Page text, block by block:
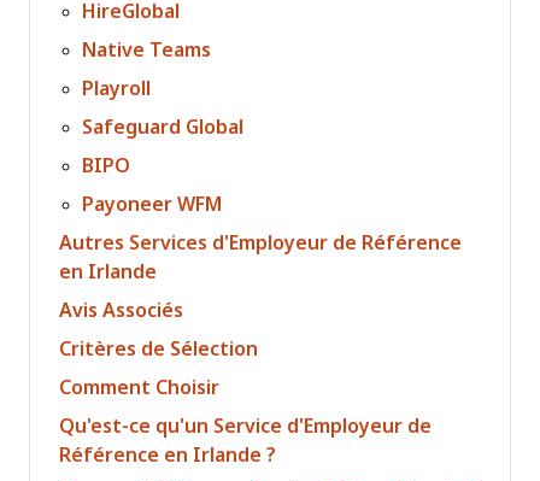
HireGlobal
Native Teams
Playroll
Safeguard Global
BIPO
Payoneer WFM
Autres Services d'Employeur de Référence
en Irlande
Avis Associés
Critères de Sélection
Comment Choisir
Qu'est-ce qu'un Service d'Employeur de
Référence en Irlande ?